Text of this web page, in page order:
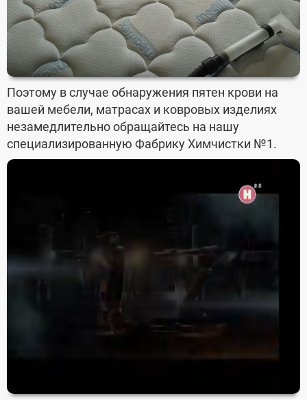
Поэтому в случае обнаружения пятен крови на
вашей мебели, матрасах и ковровых изделиях
незамедлительно обращайтесь на нашу
специализированную Фабрику Химчистки №1.